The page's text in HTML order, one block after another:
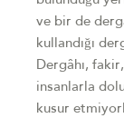
ve bir de
kullandığı
Dergâhı,
insanlarla
kusur